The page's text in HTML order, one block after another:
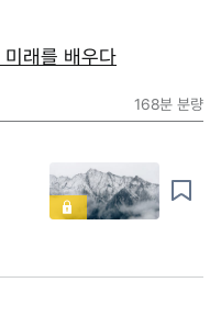
래를 배우다
168분 분량